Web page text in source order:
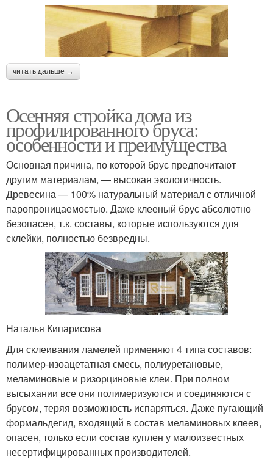
читать дальше →
Осенняя стройка дома из
профилированного бруса:
особенности и преимущества
Основная причина, по которой брус предпочитают
другим материалам, — высокая экологичность.
Древесина — 100% натуральный материал с отличной
паропроницаемостью. Даже клееный брус абсолютно
безопасен, т.к. составы, которые используются для
склейки, полностью безвредны.
Наталья Кипарисова
Для склеивания ламелей применяют 4 типа составов:
полимер-изоацетатная смесь, полиуретановые,
меламиновые и ризорциновые клеи. При полном
высыхании все они полимеризуются и соединяются с
брусом, теряя возможность испаряться. Даже пугающий
формальдегид, входящий в состав меламиновых клеев,
опасен, только если состав куплен у малоизвестных
несертифицированных производителей.